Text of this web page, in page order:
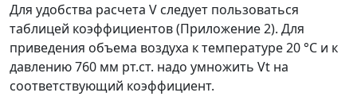
Для удобства расчета V следует пользоваться
таблицей коэффициентов (Приложение 2). Для
приведения объема воздуха к температуре 20 °С и к
давлению 760 мм рт.ст. надо умножить Vt на
соответствующий коэффициент.